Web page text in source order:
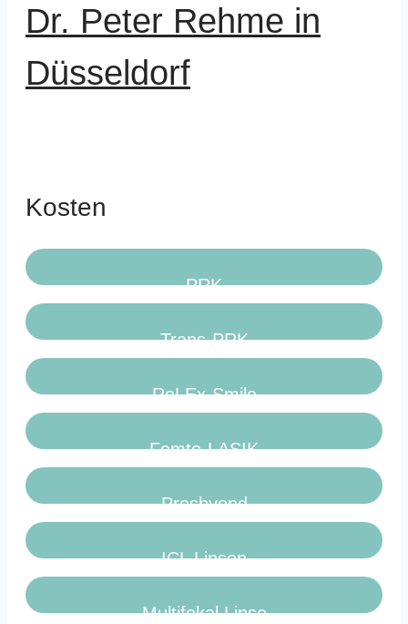
Dr. Peter Rehme in
Düsseldorf
Kosten
PRK
Trans-PRK
ReLEx-Smile
Femto-LASIK
Presbyond
ICL Linsen
Multifokal Linse